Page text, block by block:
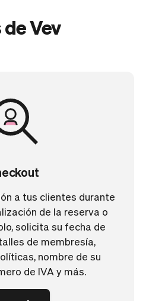
de Vev
a tus clientes durante
de la reserva o
solicita su fecha de
de membresía,
nombre de su
de IVA y más.